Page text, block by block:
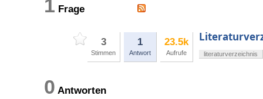
1 Frage
3
Stimmen
1
Antwort
23.5k
Aufrufe literaturverzeichnis
0 Antworten